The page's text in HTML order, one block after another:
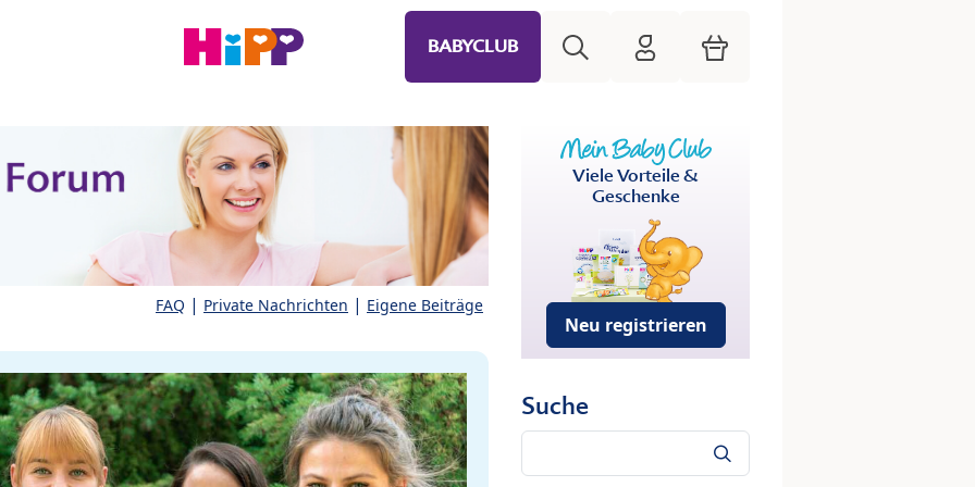
BABYCLUB HiPP Mein Babyclub
Warenkorb
FAQ | Private Nachrichten | Eigene Beiträge
Viele Vorteile &
Geschenke
Neu registrieren
Suche